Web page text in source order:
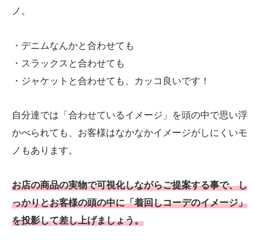
ノ。
・デニムなんかと合わせても
・スラックスと合わせても
・ジャケットと合わせても、カッコ良いです！
自分達では「合わせているイメージ」を頭の中で思い浮
かべられても、お客様はなかなかイメージがしにくいモ
ノもあります。
お店の商品の実物で可視化しながらご提案する事で、し
っかりとお客様の頭の中に「着回しコーデのイメージ」
を投影して差し上げましょう。